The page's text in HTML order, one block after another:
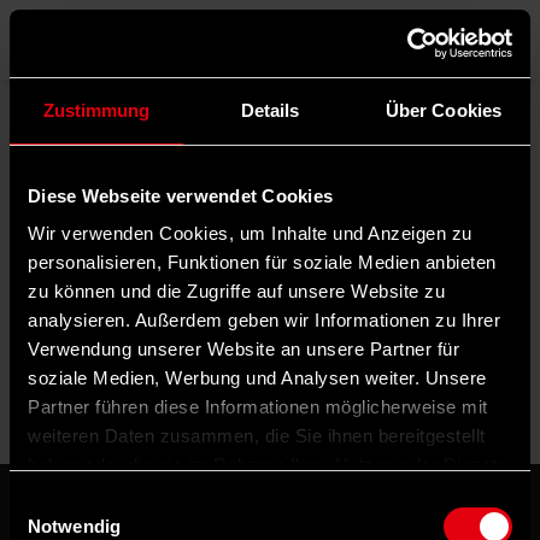
Zustimmung Details Über Cookies
Diese Webseite verwendet Cookies
Wir verwenden Cookies, um Inhalte und Anzeigen zu
personalisieren, Funktionen für soziale Medien anbieten
zu können und die Zugriffe auf unsere Website zu
analysieren. Außerdem geben wir Informationen zu Ihrer
Verwendung unserer Website an unsere Partner für
soziale Medien, Werbung und Analysen weiter. Unsere
Partner führen diese Informationen möglicherweise mit
weiteren Daten zusammen, die Sie ihnen bereitgestellt
Notwendig
Menü
Rubrik filtern
Schlagwörter filtern
Autor*in filtern
Sortierung: